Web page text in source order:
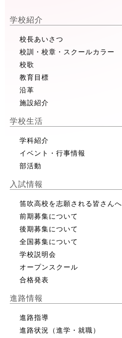
学校紹介
校長あいさつ
校訓・校章・スクールカラー
校歌
教育目標
沿革
施設紹介
学校生活
学科紹介
イベント・行事情報
部活動
入試情報
笛吹高校を志願される皆さんへ
前期募集について
後期募集について
全国募集について
学校説明会
オープンスクール
合格発表
進路情報
進路指導
進路状況（進学・就職）